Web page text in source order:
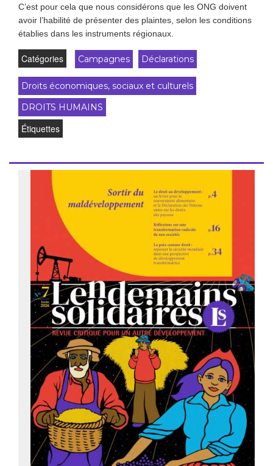
C’est pour cela que nous considérons que les ONG doivent
avoir l’habilité de présenter des plaintes, selon les conditions
établies dans les instruments régionaux.
Catégories Campagnes Déclarations
Droits économiques, sociaux et culturels
DROITS HUMAINS
Étiquettes